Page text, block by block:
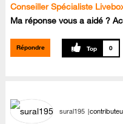
Conseiller Spécialiste
Ma réponse vous a aidé ?
Répondre 0
sural195